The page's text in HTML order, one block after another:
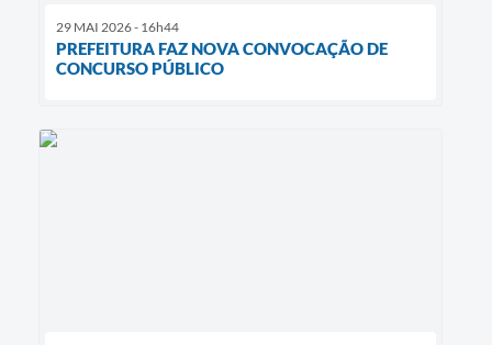
29 MAI 2026 - 16h44
PREFEITURA FAZ NOVA CONVOCAÇÃO DE
CONCURSO PÚBLICO